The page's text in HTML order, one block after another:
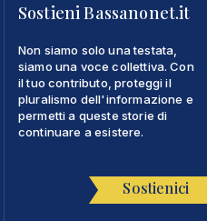
Sostieni Bassanonet.it
Non siamo solo una testata,
siamo una voce collettiva. Con
il tuo contributo, proteggi il
pluralismo dell'informazione e
permetti a queste storie di
continuare a esistere.
Sostienici